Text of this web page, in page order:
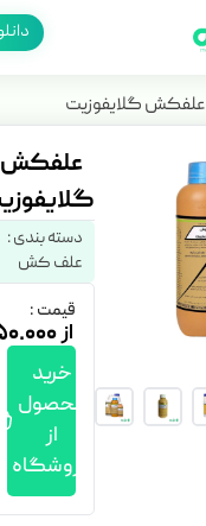
علفکش گلایفوزیت
علفکش
دسته بندی :
علف کش
قیمت :
خرید
محصول
از
فروشگاه